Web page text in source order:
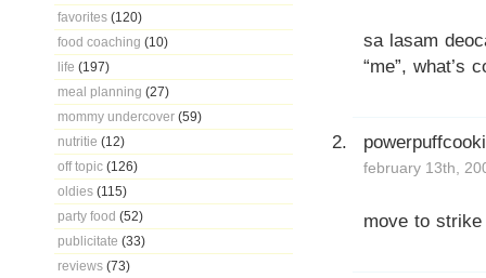
favorites (120)
food coaching (10)
life (197)
meal planning (27)
mommy undercover (59)
nutritie (12)
off topic (126)
oldies (115)
party food (52)
publicitate (33)
reviews (73)
sa lasam
“me”, what’s
february 13th,
move to